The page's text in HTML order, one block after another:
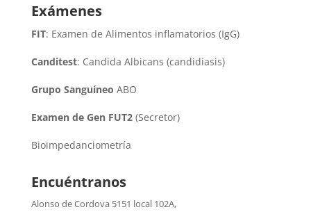
Exámenes
FIT: Examen de Alimentos inflamatorios (IgG)
Canditest: Candida Albicans (candidiasis)
Grupo Sanguíneo ABO
Examen de Gen FUT2(Secretor)
Bioimpedanciometría
Encuéntranos
Alonso de Cordova 5151 local 102A,